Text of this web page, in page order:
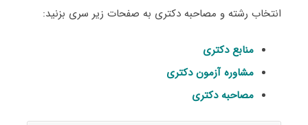
انتخاب رشته و مصاحبه دکتری به صفحات زیر سری بزنید:
منابع دکتری
مشاوره آزمون دکتری
مصاحبه دکتری